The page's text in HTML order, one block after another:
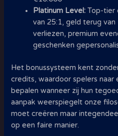
Platinum Level: Top-tier
van 25:1, geld terug
verliezen, premium
geschenken
Het bonussysteem kent
credits, waardoor spelers naar
bepalen wanneer zij hun
aanpak weerspiegelt onze
moet creëren maar
op een faire manier.